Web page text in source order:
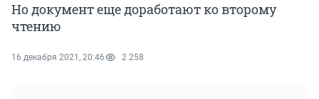
Но документ еще доработают ко второму
чтению
16 декабря 2021, 20:46 2 258